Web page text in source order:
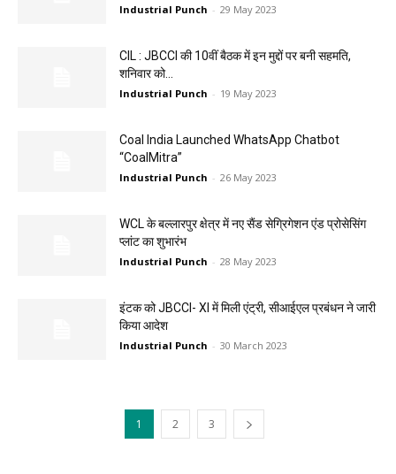
Industrial Punch - 29 May 2023
CIL : JBCCI की 10वीं बैठक में इन मुद्दों पर बनी सहमति,
शनिवार को...
Industrial Punch - 19 May 2023
Coal India Launched WhatsApp Chatbot
“CoalMitra”
Industrial Punch - 26 May 2023
WCL के बल्लारपुर क्षेत्र में नए सैंड सेग्रिगेशन एंड प्रोसेसिंग
प्लांट का शुभारंभ
Industrial Punch - 28 May 2023
इंटक को JBCCI- XI में मिली एंट्री, सीआईएल प्रबंधन ने जारी
किया आदेश
Industrial Punch - 30 March 2023
1 2 3